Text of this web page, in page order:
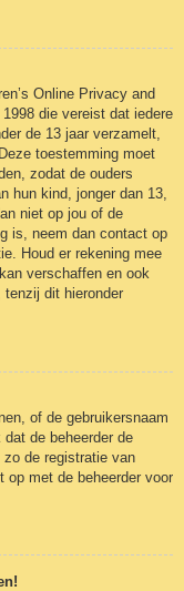
Online Privacy and
die vereist dat iedere
de 13 jaar verzamelt,
toestemming moet
zodat de ouders
hun kind, jonger dan 13,
niet op jou of de
is, neem dan contact op
Houd er rekening mee
verschaffen en ook
dit hieronder
of de gebruikersnaam
de beheerder de
de registratie van
op met de beheerder voor